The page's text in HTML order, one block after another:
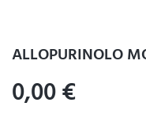
ALLOPURINOLO
0,00€